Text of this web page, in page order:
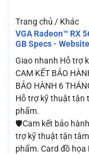
Trang chủ / Khác
VGA Radeon™ RX
GB Specs - Website
Giao nhanh Hỗ trợ
CAM KẾT BẢO
BẢO HÀNH 6
Hỗ trợ kỹ thuật tận
phẩm.
🛡️Cam kết bảo
trợ kỹ thuật tận
phẩm. Card đồ họa